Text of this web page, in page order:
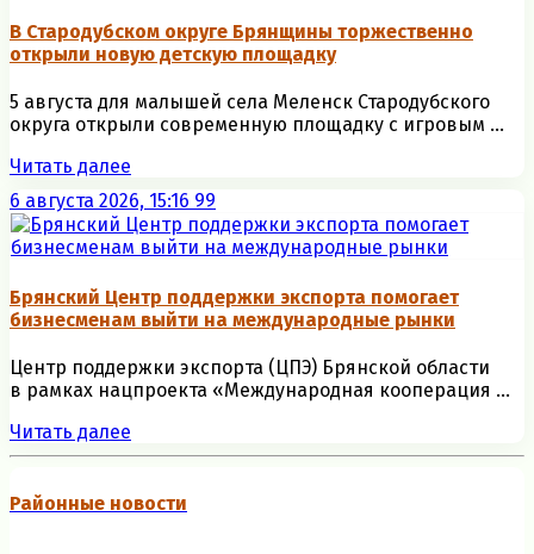
В Стародубском округе Брянщины торжественно
открыли новую детскую площадку
5 августа для малышей села Меленск Стародубского
округа открыли современную площадку с игровым ...
Читать далее
6 августа 2026, 15:16 99
Брянский Центр поддержки экспорта помогает
бизнесменам выйти на международные рынки
Центр поддержки экспорта (ЦПЭ) Брянской области
в рамках нацпроекта «Международная кооперация ...
Читать далее
Районные новости